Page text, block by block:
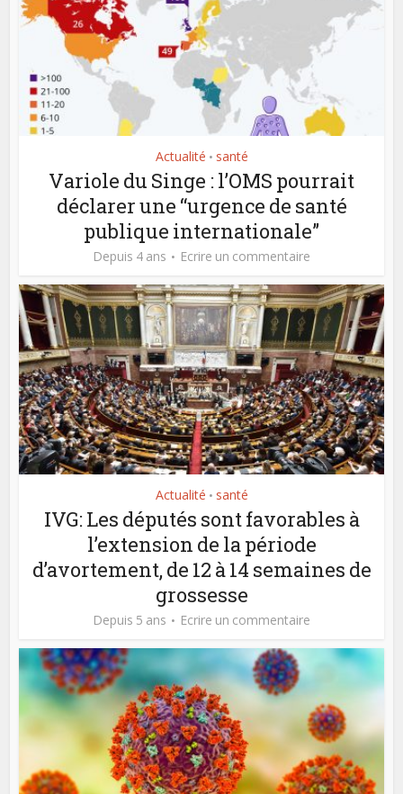
Actualité • santé
Variole du Singe : l’OMS pourrait
déclarer une “urgence de santé
publique internationale”
Depuis 4 ans Ecrire un commentaire
Actualité • santé
IVG: Les députés sont favorables à
l’extension de la période
d’avortement, de 12 à 14 semaines de
grossesse
Depuis 5 ans Ecrire un commentaire